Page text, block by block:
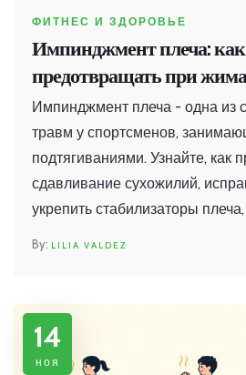
ФИТНЕС И ЗДОРОВЬЕ
Импинджмент плеча: как
предотвращать при
подтягиваниях
Импинджмент плеча - одна из
травм у спортсменов,
подтягиваниями. Узнайте, как
сдавливание сухожилий,
укрепить стабилизаторы
LILIA VALDEZ
14
ноя